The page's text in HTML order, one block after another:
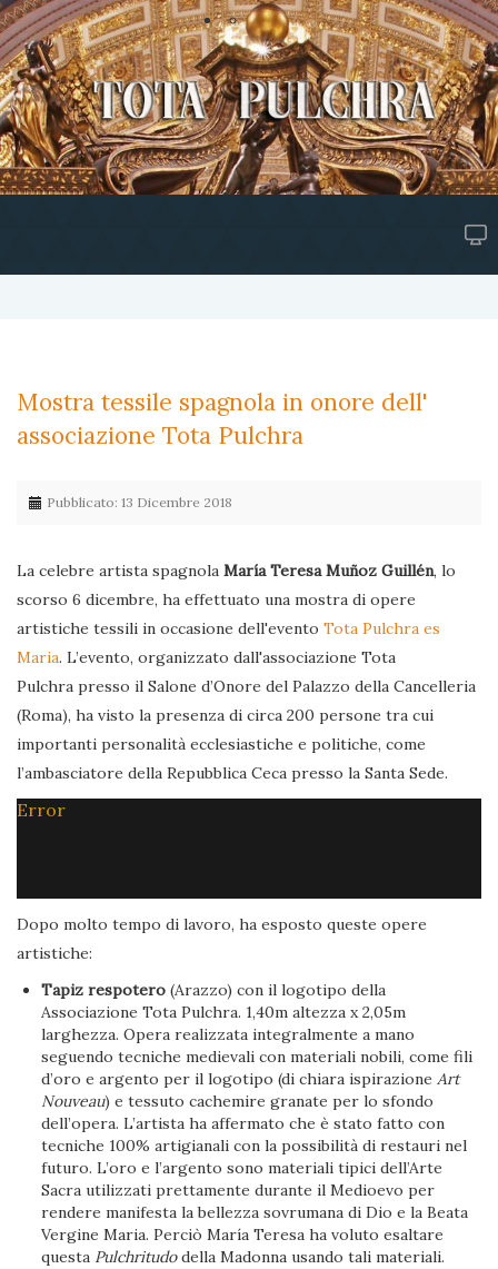
Mostra tessile spagnola in onore dell'
associazione Tota Pulchra
Pubblicato: 13 Dicembre 2018
La celebre artista spagnola María Teresa Muñoz Guillén, lo
scorso 6 dicembre, ha effettuato una mostra di opere
artistiche tessili in occasione dell'evento Tota Pulchra es
Maria. L’evento, organizzato dall'associazione Tota
Pulchra presso il Salone d’Onore del Palazzo della Cancelleria
(Roma), ha visto la presenza di circa 200 persone tra cui
importanti personalità ecclesiastiche e politiche, come
l’ambasciatore della Repubblica Ceca presso la Santa Sede.
Error
Dopo molto tempo di lavoro, ha esposto queste opere
artistiche:
Tapiz respotero (Arazzo) con il logotipo della
Associazione Tota Pulchra. 1,40m altezza x 2,05m
larghezza. Opera realizzata integralmente a mano
seguendo tecniche medievali con materiali nobili, come fili
d’oro e argento per il logotipo (di chiara ispirazioneArt
Nouveau) e tessuto cachemire granate per lo sfondo
dell’opera. L’artista ha affermato che è stato fatto con
tecniche 100% artigianali con la possibilità di restauri nel
futuro. L’oro e l’argento sono materiali tipici dell’Arte
Sacra utilizzati prettamente durante il Medioevo per
rendere manifesta la bellezza sovrumana di Dio e la Beata
Vergine Maria. Perciò María Teresa ha voluto esaltare
questa Pulchritudodella Madonna usando tali materiali.